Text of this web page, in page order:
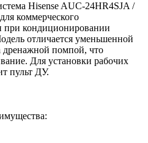
Hisense AUC-24HR4SJA /
коммерческого
при кондиционировании
отличается уменьшенной
дренажной помпой, что
Для установки рабочих
пульт ДУ.